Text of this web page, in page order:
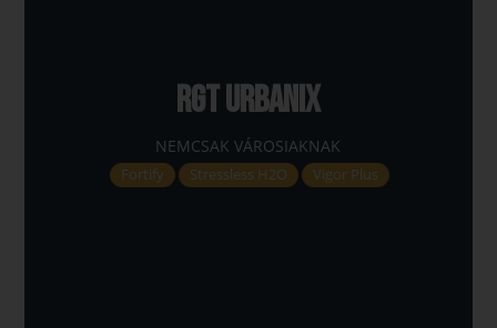
RGT URBANIX
NEMCSAK VÁROSIAKNAK
Fortify Stressless H2O Vigor Plus